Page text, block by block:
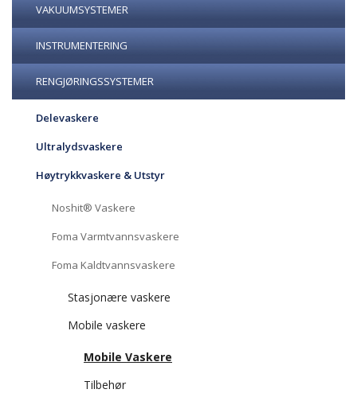
VAKUUMSYSTEMER
INSTRUMENTERING
RENGJØRINGSSYSTEMER
Delevaskere
Ultralydsvaskere
Høytrykkvaskere & Utstyr
Noshit® Vaskere
Foma Varmtvannsvaskere
Foma Kaldtvannsvaskere
Stasjonære vaskere
Mobile vaskere
Mobile Vaskere
Tilbehør